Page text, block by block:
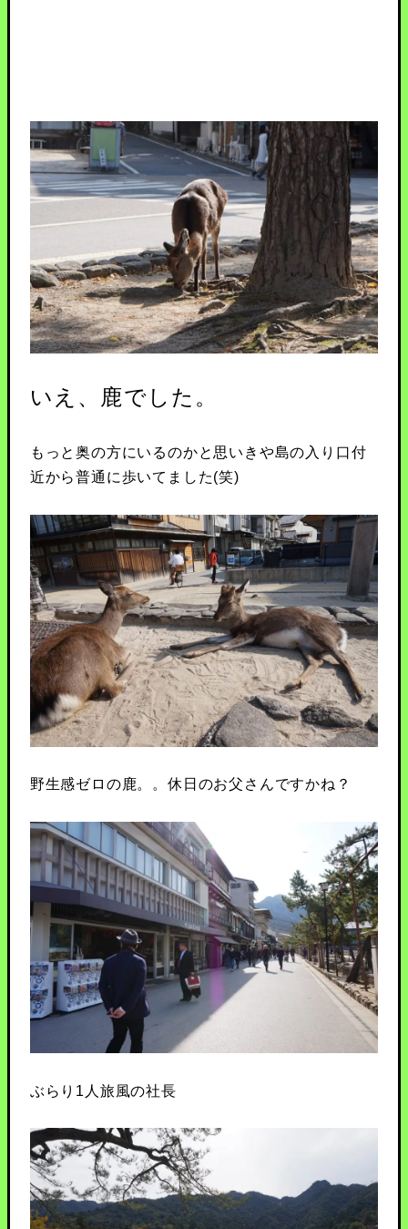
いえ、鹿でした。
もっと奥の方にいるのかと思いきや島の入り口付
近から普通に歩いてました(笑)
野生感ゼロの鹿。。休日のお父さんですかね？
ぶらり1人旅風の社長